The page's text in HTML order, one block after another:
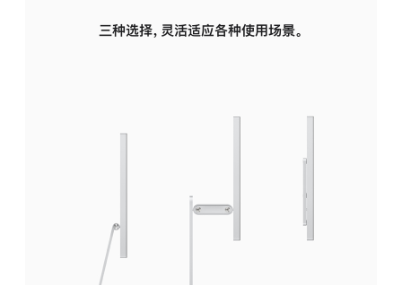
三种选择，灵活适应各种使用场景。